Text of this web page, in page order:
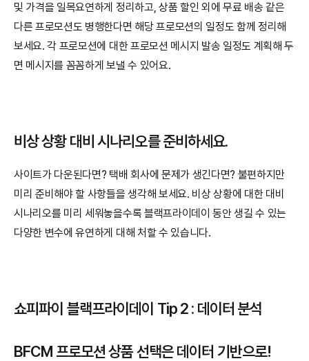
및 가격을 일목요연하게 정리하고, 상품 할인 외에 무료 배송 같은
다른 프로모션도 병행한다면 해당 프로모션의 일정도 함께 정리해
보세요. 각 프로모션에 대한 프로모션 메시지 발송 일정도 계획해 두
면 메시지를 꼼꼼하게 보낼 수 있어요.
비상 상황 대비 시나리오를 준비하세요.
사이트가 다운된다면? 택배 회사에 문제가 생긴다면? 불편하지만
미리 준비해야 할 사항들을 생각해 보세요. 비상 상황에 대한 대비
시나리오를 미리 세워놓을수록 블랙프라이데이 동안 생길 수 있는
다양한 변수에 유연하게 대해 처할 수 있습니다.
쇼피파이 블랙프라이데이 Tip 2 : 데이터 분석
BFCM 프로모션 상품 선택은 데이터 기반으로!